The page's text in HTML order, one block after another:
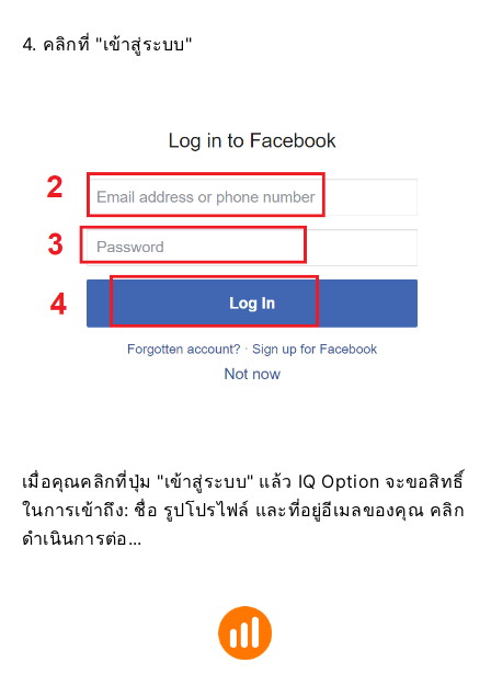
4. คลิกที่ "เข้าสู่ระบบ"
เมื่อคุณคลิกที่ปุ่ม "เข้าสู่ระบบ" แล้ว IQ Option จะขอสิทธิ์
ในการเข้าถึง: ชื่อ รูปโปรไฟล์ และที่อยู่อีเมลของคุณ คลิก
ดำเนินการต่อ...